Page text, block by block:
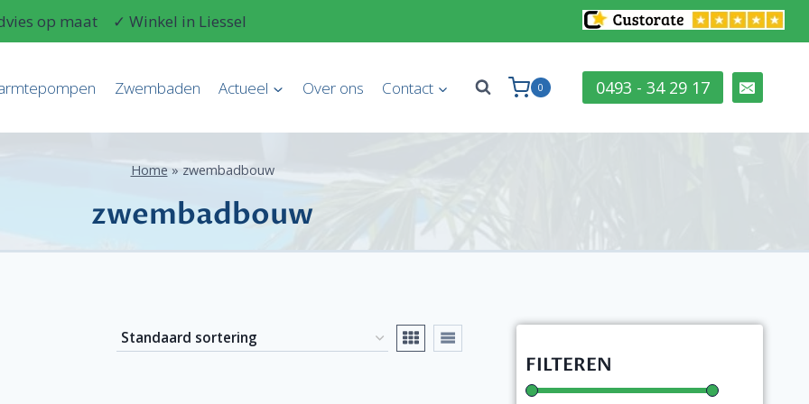
op maat ✓ Winkel in Liessel
Zwembaden Actueel Over ons Contact 0 0493 - 34 29 17
Home » zwembadbouw
zwembadbouw
FILTEREN